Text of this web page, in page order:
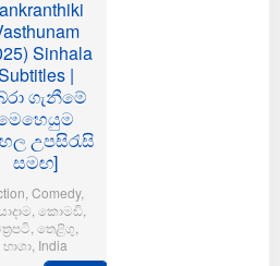
Sinhala
|
ගැනීමේ
උපසිරැසි
සමඟ]
Comedy,
කොමඩි,
,තෙළිගු
භාශා India